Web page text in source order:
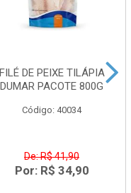
FILÉ DE PEIXE TILÁPIA
DUMAR PACOTE 800G
Código: 40034
De: R$ 41,90
Por: R$ 34,90